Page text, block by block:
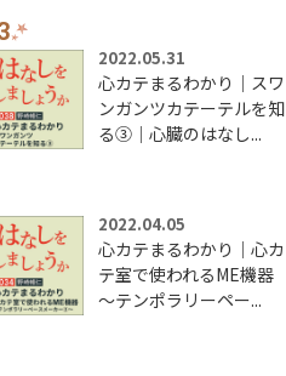
2022.05.31
心カテまるわかり｜スワ
ンガンツカテーテルを知
る③｜心臓のはなし...
2022.04.05
心カテまるわかり｜心カ
テ室で使われるME機器
～テンポラリーペー...